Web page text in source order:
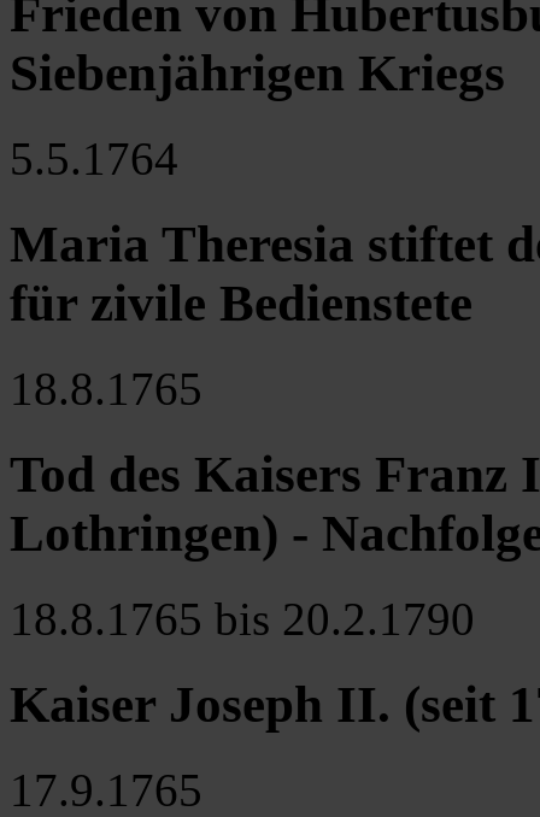
Frieden von
Siebenjährigen Kriegs
5.5.1764
Maria Theresia stiftet
für zivile Bedienstete
18.8.1765
Tod des Kaisers Franz
Lothringen) -
18.8.1765 bis 20.2.1790
Kaiser Joseph II. (seit
17.9.1765